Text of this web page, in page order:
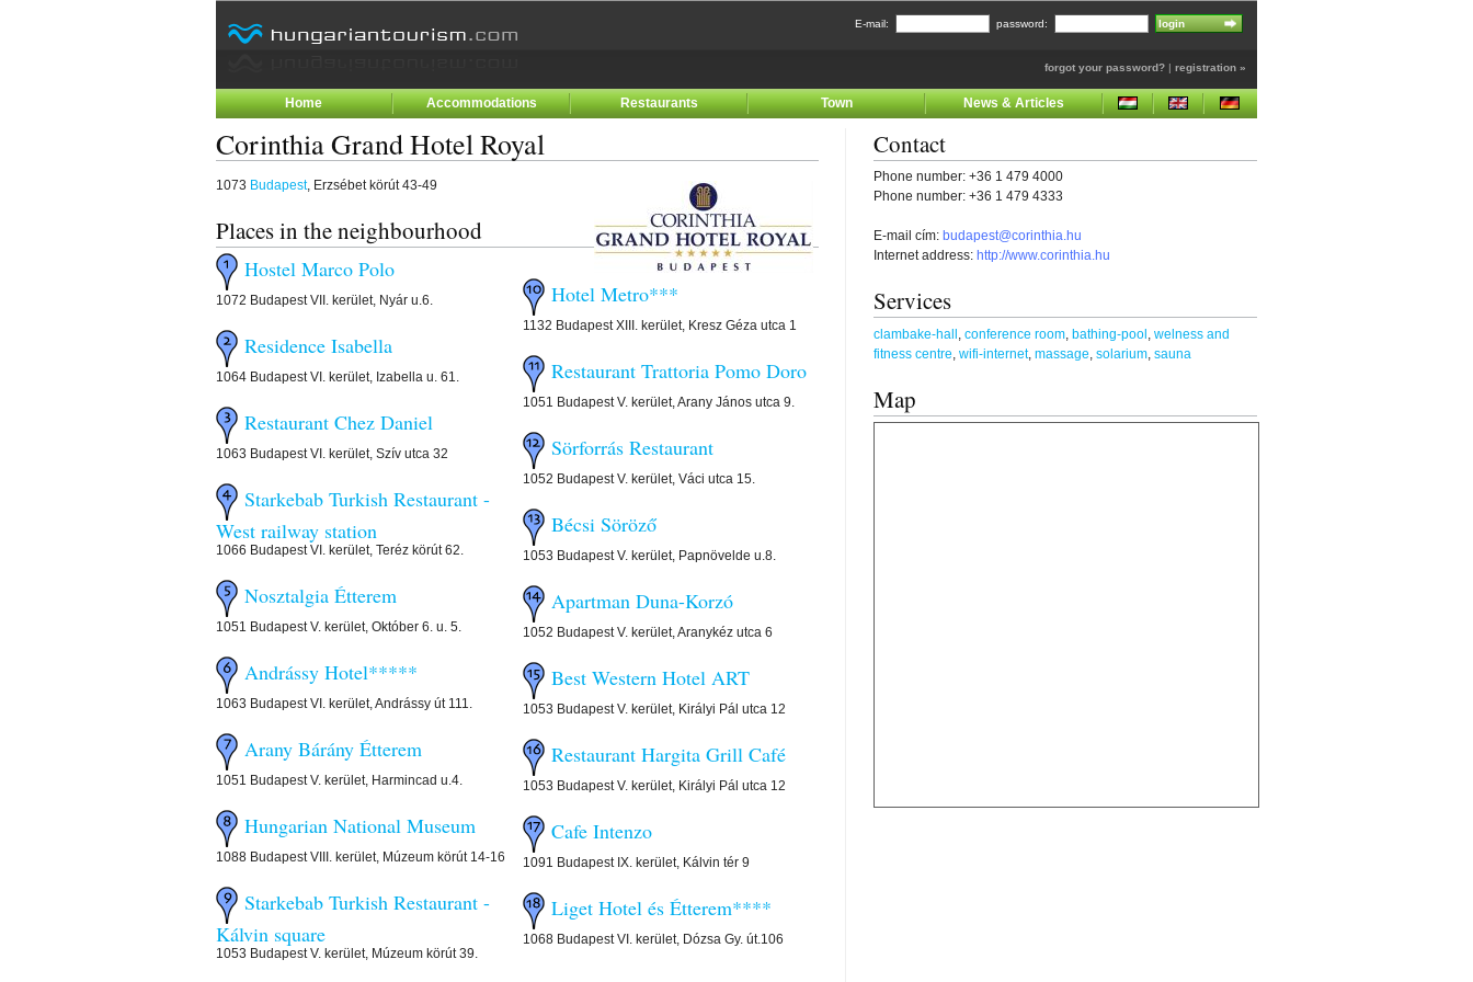
E-mail: password:
forgot your password? | registration »
Home Accommodations Restaurants Town News & Articles
Corinthia Grand Hotel Royal
1073 Budapest, Erzsébet körút 43-49
Places in the neighbourhood
Hostel Marco Polo
1072 Budapest VII. kerület, Nyár u.6.
Residence Isabella
1064 Budapest VI. kerület, Izabella u. 61.
Restaurant Chez Daniel
1063 Budapest VI. kerület, Szív utca 32
Starkebab Turkish Restaurant -
West railway station
1066 Budapest VI. kerület, Teréz körút 62.
Nosztalgia Étterem
1051 Budapest V. kerület, Október 6. u. 5.
Andrássy Hotel*****
1063 Budapest VI. kerület, Andrássy út 111.
Arany Bárány Étterem
1051 Budapest V. kerület, Harmincad u.4.
Hungarian National Museum
1088 Budapest VIII. kerület, Múzeum körút 14-16
Starkebab Turkish Restaurant -
Kálvin square
1053 Budapest V. kerület, Múzeum körút 39.
Hotel Metro***
1132 Budapest XIII. kerület, Kresz Géza utca 1
Restaurant Trattoria Pomo Doro
1051 Budapest V. kerület, Arany János utca 9.
Sörforrás Restaurant
1052 Budapest V. kerület, Váci utca 15.
Bécsi Söröző
1053 Budapest V. kerület, Papnövelde u.8.
Apartman Duna-Korzó
1052 Budapest V. kerület, Aranykéz utca 6
Best Western Hotel ART
1053 Budapest V. kerület, Királyi Pál utca 12
Restaurant Hargita Grill Café
1053 Budapest V. kerület, Királyi Pál utca 12
Cafe Intenzo
1091 Budapest IX. kerület, Kálvin tér 9
Liget Hotel és Étterem****
1068 Budapest VI. kerület, Dózsa Gy. út.106
Contact
Phone number: +36 1 479 4000
Phone number: +36 1 479 4333
E-mail cím: budapest@corinthia.hu
Internet address: http://www.corinthia.hu
Services
clambake-hall conference room bathing-pool welness and
fitness centre wifi-internet, massage solarium sauna
Map